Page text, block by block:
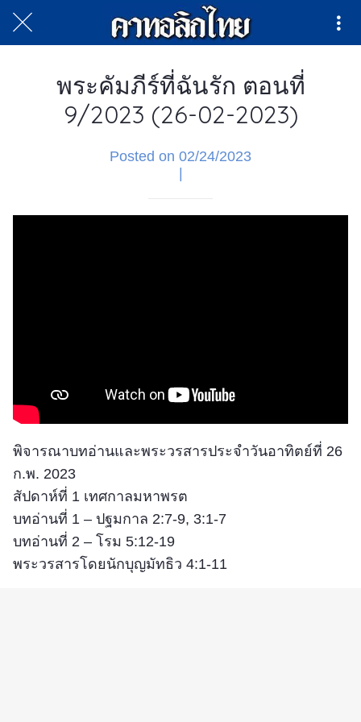
พระคัมภีร์ที่ฉันรัก ตอนที่
9/2023 (26-02-2023)
Posted on 02/24/2023
|
พิจารณาบทอ่านและพระวรสารประจำวันอาทิตย์ที่ 26
ก.พ. 2023
สัปดาห์ที่ 1 เทศกาลมหาพรต
บทอ่านที่ 1 – ปฐมกาล 2:7-9, 3:1-7
บทอ่านที่ 2 – โรม 5:12-19
พระวรสารโดยนักบุญมัทธิว 4:1-11